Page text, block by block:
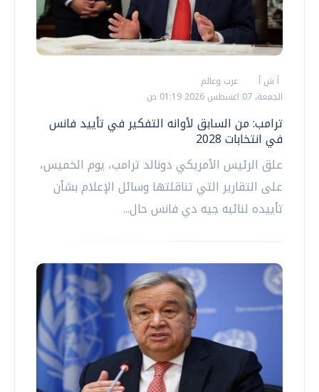
أ ش أ
عرب وعالم
الجمعة، 07 اغسطس 2026 01:19 ص
ترامب: من السابق لأوانه التفكير في تأييد فانس
في انتخابات 2028
علق الرئيس الأمريكي دونالد ترامب، يوم الخميس،
على التقارير التي تناقلتها وسائل الإعلام بشأن
تأييده لنائبه جيه دي فانس حال...